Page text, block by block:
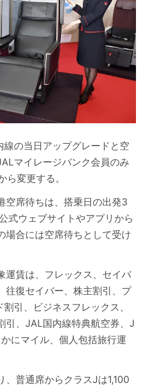
の当日アップグレードと空
マイレージバンク会員のみ
ら変更する。
空席待ちは、搭乗日の出発3
式ウェブサイトやアプリから
場合には空席待ちとして受け
運賃は、フレックス、セイバ
往復セイバー、株主割引、プ
引、ビジネスフレックス、
引、JAL国内線特典航空券、J
にマイル、個人包括旅行運
、普通席からクラスJは1,100